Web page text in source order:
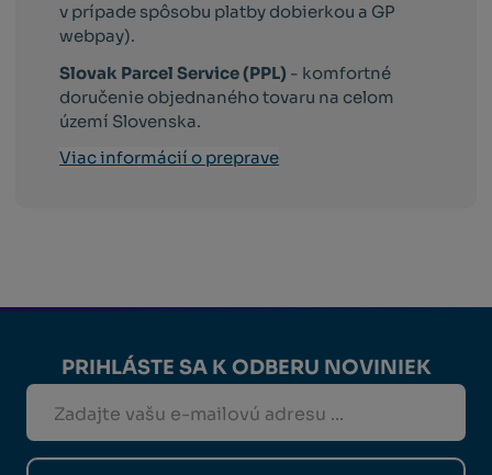
v prípade spôsobu platby dobierkou a GP
webpay).
Slovak Parcel Service (PPL) - komfortné
doručenie objednaného tovaru na celom
území Slovenska.
Viac informácií o preprave
PRIHLÁSTE SA K ODBERU NOVINIEK